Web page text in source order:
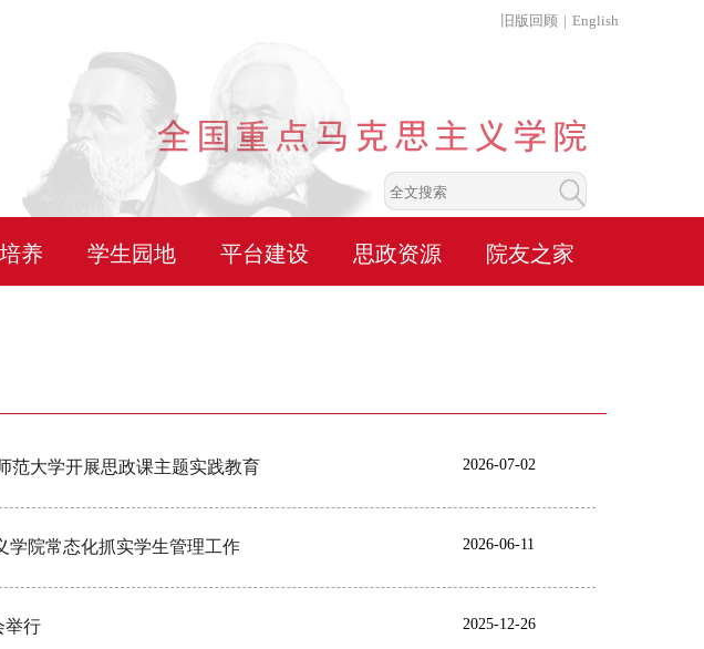
旧版回顾 | English
养 学生园地 平台建设 思政资源 院友之家
大学开展思政课主题实践教育 2026-07-02
学院常态化抓实学生管理工作 2026-06-11
举行 2025-12-26